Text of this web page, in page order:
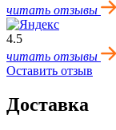
читать отзывы
4.5
читать отзывы
Оставить отзыв
Доставка